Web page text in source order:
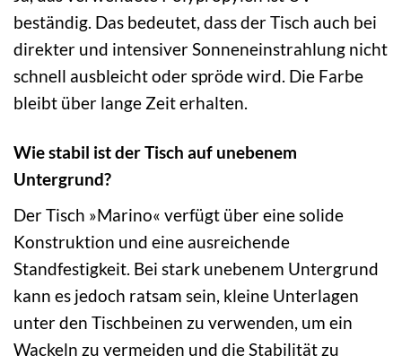
beständig. Das bedeutet, dass der Tisch auch bei
direkter und intensiver Sonneneinstrahlung nicht
schnell ausbleicht oder spröde wird. Die Farbe
bleibt über lange Zeit erhalten.
Wie stabil ist der Tisch auf unebenem
Untergrund?
Der Tisch »Marino« verfügt über eine solide
Konstruktion und eine ausreichende
Standfestigkeit. Bei stark unebenem Untergrund
kann es jedoch ratsam sein, kleine Unterlagen
unter den Tischbeinen zu verwenden, um ein
Wackeln zu vermeiden und die Stabilität zu